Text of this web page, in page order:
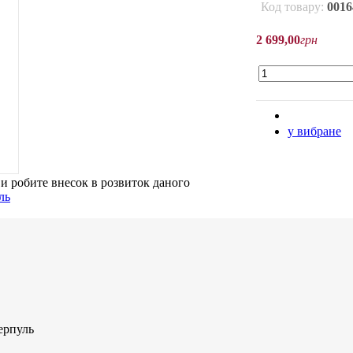
робите внесок в розвиток даного
Код товару:
2 699,00грн
у вибране